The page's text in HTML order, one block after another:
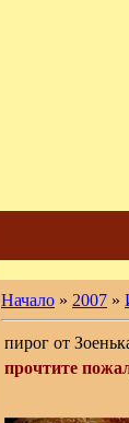
Начало » 2007 »
пирог от
прочтите